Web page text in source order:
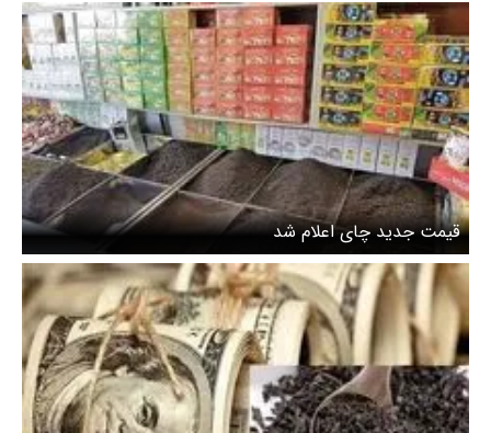
قیمت جدید چای اعلام شد